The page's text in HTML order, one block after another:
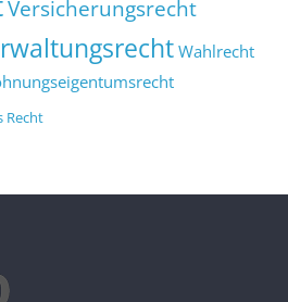
Versicherungsrecht
Wahlrecht
Recht